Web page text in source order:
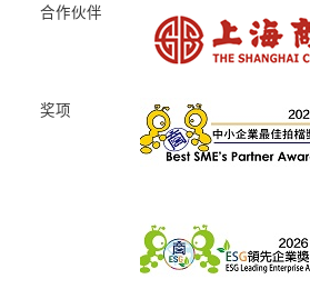
合作伙伴
奖项